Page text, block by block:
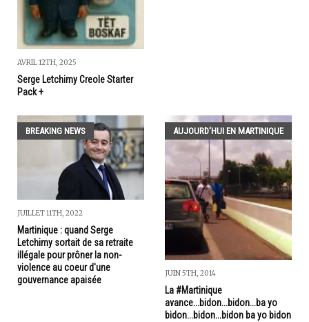
AVRIL 12TH, 2025
Serge Letchimy Creole Starter
Pack +
BREAKING NEWS
JUILLET 11TH, 2022
Martinique : quand Serge
Letchimy sortait de sa retraite
illégale pour prôner la non-
violence au coeur d'une
gouvernance apaisée
AUJOURD'HUI EN MARTINIQUE
JUIN 5TH, 2014
La #Martinique
avance...bidon...bidon...ba yo
bidon...bidon...bidon ba yo bidon